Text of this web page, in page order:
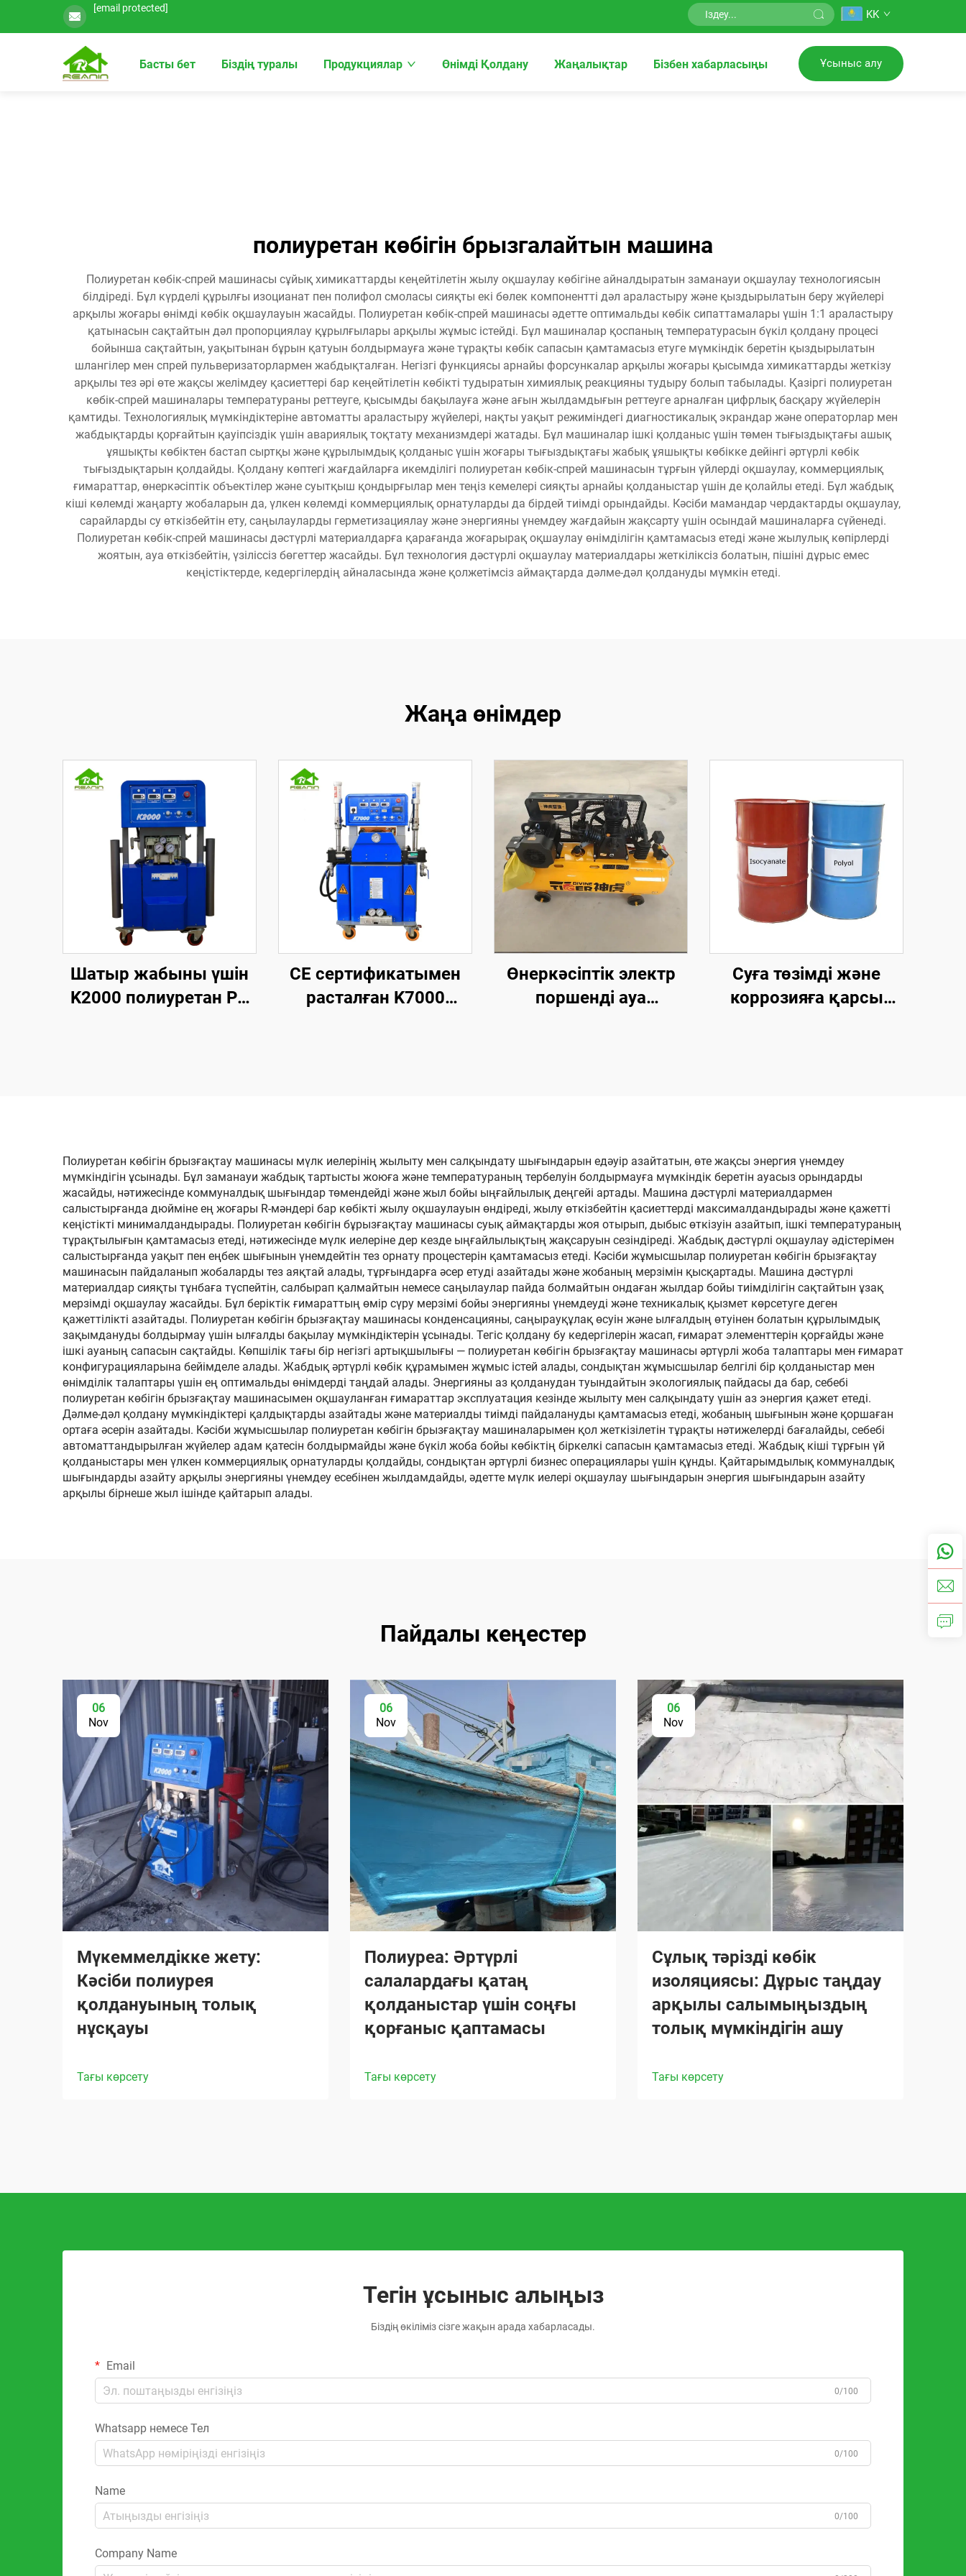
[email protected] KK
Басты бет Біздің туралы Продукциялар Өнімді Қолдану Жаңалықтар Бізбен хабарласыңы Ұсыныс алу
полиуретан көбігін брызгалайтын машина
Полиуретан көбік-спрей машинасы сұйық химикаттарды кеңейтілетін жылу оқшаулау көбігіне айналдыратын заманауи оқшаулау технологиясын
білдіреді. Бұл күрделі құрылғы изоцианат пен полифол смоласы сияқты екі бөлек компонентті дәл араластыру және қыздырылатын беру жүйелері
арқылы жоғары өнімді көбік оқшаулауын жасайды. Полиуретан көбік-спрей машинасы әдетте оптимальды көбік сипаттамалары үшін 1:1 араластыру
қатынасын сақтайтын дәл пропорциялау құрылғылары арқылы жұмыс істейді. Бұл машиналар қоспаның температурасын бүкіл қолдану процесі
бойынша сақтайтын, уақытынан бұрын қатуын болдырмауға және тұрақты көбік сапасын қамтамасыз етуге мүмкіндік беретін қыздырылатын
шлангілер мен спрей пульверизаторлармен жабдықталған. Негізгі функциясы арнайы форсункалар арқылы жоғары қысымда химикаттарды жеткізу
арқылы тез әрі өте жақсы желімдеу қасиеттері бар кеңейтілетін көбікті тудыратын химиялық реакцияны тудыру болып табылады. Қазіргі полиуретан
көбік-спрей машиналары температураны реттеуге, қысымды бақылауға және ағын жылдамдығын реттеуге арналған цифрлық басқару жүйелерін
қамтиды. Технологиялық мүмкіндіктеріне автоматты араластыру жүйелері, нақты уақыт режиміндегі диагностикалық экрандар және операторлар мен
жабдықтарды қорғайтын қауіпсіздік үшін авариялық тоқтату механизмдері жатады. Бұл машиналар ішкі қолданыс үшін төмен тығыздықтағы ашық
ұяшықты көбіктен бастап сыртқы және құрылымдық қолданыс үшін жоғары тығыздықтағы жабық ұяшықты көбікке дейінгі әртүрлі көбік
тығыздықтарын қолдайды. Қолдану көптегі жағдайларға икемділігі полиуретан көбік-спрей машинасын тұрғын үйлерді оқшаулау, коммерциялық
ғимараттар, өнеркәсіптік объектілер және суытқыш қондырғылар мен теңіз кемелері сияқты арнайы қолданыстар үшін де қолайлы етеді. Бұл жабдық
кіші көлемді жаңарту жобаларын да, үлкен көлемді коммерциялық орнатуларды да бірдей тиімді орындайды. Кәсіби мамандар чердактарды оқшаулау,
сарайларды су өткізбейтін ету, саңылауларды герметизациялау және энергияны үнемдеу жағдайын жақсарту үшін осындай машиналарға сүйенеді.
Полиуретан көбік-спрей машинасы дәстүрлі материалдарға қарағанда жоғарырақ оқшаулау өнімділігін қамтамасыз етеді және жылулық көпірлерді
жоятын, ауа өткізбейтін, үзіліссіз бөгеттер жасайды. Бұл технология дәстүрлі оқшаулау материалдары жеткіліксіз болатын, пішіні дұрыс емес
кеңістіктерде, кедергілердің айналасында және қолжетімсіз аймақтарда дәлме-дәл қолдануды мүмкін етеді.
Жаңа өнімдер
Шатыр жабыны үшін
K2000 полиуретан PU
CE сертификатымен
расталған K7000
Өнеркәсіптік электр
поршенді ауа
Суға төзімді және
коррозияға қарсы
Полиуретан көбігін брызғақтау машинасы мүлк иелерінің жылыту мен салқындату шығындарын едәуір азайтатын, өте жақсы энергия үнемдеу
мүмкіндігін ұсынады. Бұл заманауи жабдық тартысты жоюға және температураның тербелуін болдырмауға мүмкіндік беретін ауасыз орындарды
жасайды, нәтижесінде коммуналдық шығындар төмендейді және жыл бойы ыңғайлылық деңгейі артады. Машина дәстүрлі материалдармен
салыстырғанда дюйміне ең жоғары R-мәндері бар көбікті жылу оқшаулауын өндіреді, жылу өткізбейтін қасиеттерді максималдандырады және қажетті
кеңістікті минималдандырады. Полиуретан көбігін бұрызғақтау машинасы суық аймақтарды жоя отырып, дыбыс өткізуін азайтып, ішкі температураның
тұрақтылығын қамтамасыз етеді, нәтижесінде мүлк иелеріне дер кезде ыңғайлылықтың жақсаруын сезіндіреді. Жабдық дәстүрлі оқшаулау әдістерімен
салыстырғанда уақыт пен еңбек шығынын үнемдейтін тез орнату процестерін қамтамасыз етеді. Кәсіби жұмысшылар полиуретан көбігін брызғақтау
машинасын пайдаланып жобаларды тез аяқтай алады, тұрғындарға әсер етуді азайтады және жобаның мерзімін қысқартады. Машина дәстүрлі
материалдар сияқты тұнбаға түспейтін, салбырап қалмайтын немесе саңылаулар пайда болмайтын ондаған жылдар бойы тиімділігін сақтайтын ұзақ
мерзімді оқшаулау жасайды. Бұл беріктік ғимараттың өмір сүру мерзімі бойы энергияны үнемдеуді және техникалық қызмет көрсетуге деген
қажеттілікті азайтады. Полиуретан көбігін брызғақтау машинасы конденсацияны, саңырауқұлақ өсуін және ылғалдың өтуінен болатын құрылымдық
зақымдануды болдырмау үшін ылғалды бақылау мүмкіндіктерін ұсынады. Тегіс қолдану бу кедергілерін жасап, ғимарат элементтерін қорғайды және
ішкі ауаның сапасын сақтайды. Көпшілік тағы бір негізгі артықшылығы — полиуретан көбігін брызғақтау машинасы әртүрлі жоба талаптары мен ғимарат
конфигурацияларына бейімделе алады. Жабдық әртүрлі көбік құрамымен жұмыс істей алады, сондықтан жұмысшылар белгілі бір қолданыстар мен
өнімділік талаптары үшін ең оптимальды өнімдерді таңдай алады. Энергияны аз қолданудан туындайтын экологиялық пайдасы да бар, себебі
полиуретан көбігін брызғақтау машинасымен оқшауланған ғимараттар эксплуатация кезінде жылыту мен салқындату үшін аз энергия қажет етеді.
Дәлме-дәл қолдану мүмкіндіктері қалдықтарды азайтады және материалды тиімді пайдалануды қамтамасыз етеді, жобаның шығынын және қоршаған
ортаға әсерін азайтады. Кәсіби жұмысшылар полиуретан көбігін брызғақтау машиналарымен қол жеткізілетін тұрақты нәтижелерді бағалайды, себебі
автоматтандырылған жүйелер адам қатесін болдырмайды және бүкіл жоба бойы көбіктің біркелкі сапасын қамтамасыз етеді. Жабдық кіші тұрғын үй
қолданыстары мен үлкен коммерциялық орнатуларды қолдайды, сондықтан әртүрлі бизнес операциялары үшін құнды. Қайтарымдылық коммуналдық
шығындарды азайту арқылы энергияны үнемдеу есебінен жылдамдайды, әдетте мүлк иелері оқшаулау шығындарын энергия шығындарын азайту
арқылы бірнеше жыл ішінде қайтарып алады.
Пайдалы кеңестер
06
Nov
Мүкеммелдікке жету:
Кәсіби полиурея
қолдануының толық
нұсқауы
Тағы көрсету
06
Nov
Полиуреа: Әртүрлі
салалардағы қатаң
қолданыстар үшін соңғы
қорғаныс қаптамасы
Тағы көрсету
06
Nov
Сұлық тәрізді көбік
изоляциясы: Дұрыс таңдау
арқылы салымыңыздың
толық мүмкіндігін ашу
Тағы көрсету
Тегін ұсыныс алыңыз
Біздің өкіліміз сізге жақын арада хабарласады.
Email
0/100
Whatsapp немесе Тел
0/100
Name
0/100
Company Name